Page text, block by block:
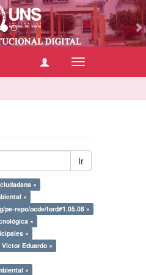
Cambiar
navegación
Ir
×
×
repo/ocde/ford#1.05.08 ×
×
×
Eduardo ×
×